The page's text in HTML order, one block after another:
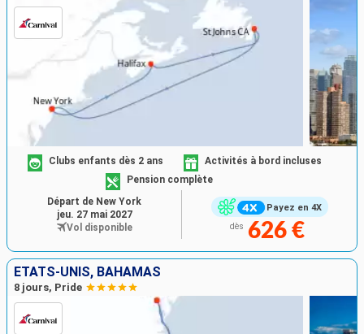
Payez en 4X
Clubs enfants dès 2 ans
Activités à bord incluses
Pension complète
dès 626 €
Départ de New York
jeu. 27 mai 2027
Vol disponible
ÉTATS-UNIS, BAHAMAS
8 jours, Pride